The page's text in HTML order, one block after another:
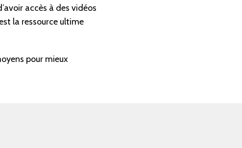
accès à des vidéos
la ressource ultime
pour mieux